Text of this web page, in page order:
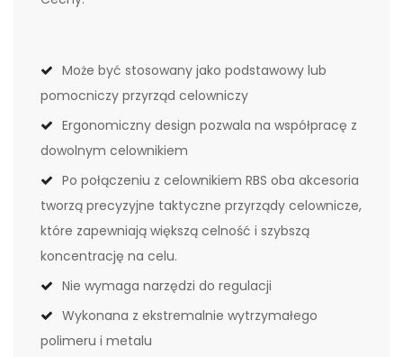
Może być stosowany jako podstawowy lub
pomocniczy przyrząd celowniczy
Ergonomiczny design pozwala na współpracę z
dowolnym celownikiem
Po połączeniu z celownikiem RBS oba akcesoria
tworzą precyzyjne taktyczne przyrządy celownicze,
które zapewniają większą celność i szybszą
koncentrację na celu.
Nie wymaga narzędzi do regulacji
Wykonana z ekstremalnie wytrzymałego
polimeru i metalu